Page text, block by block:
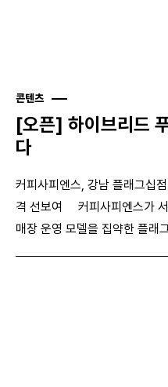
콘텐츠
[오픈] 하이브리드
다
커피사피엔스, 강남 플래그십
격 선보여 커피사피엔스가 서
매장 운영 모델을 집약한 플래